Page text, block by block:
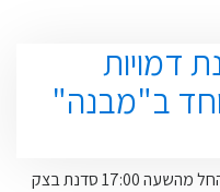
דמויות
ב"מבנה"
אוגוסט לילדים עם יערה הליצנית! יום שני החל מהשעה 17:00 סדנת בצק